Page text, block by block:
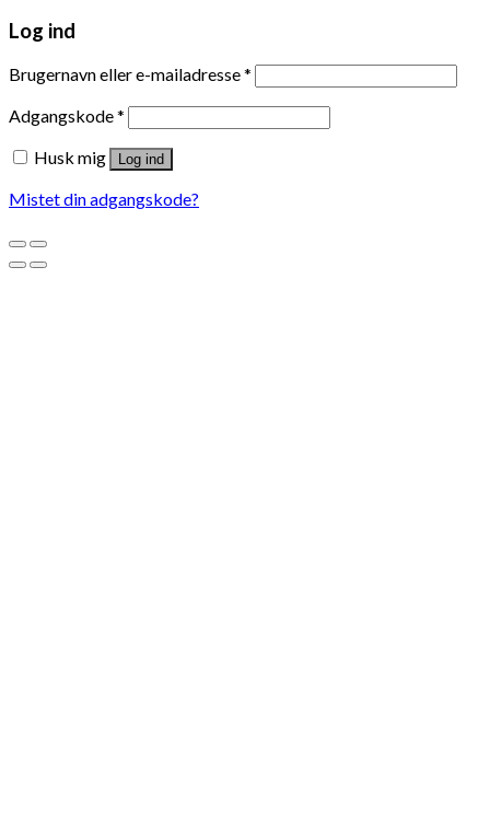
Log ind
Brugernavn eller e-mailadresse*
Adgangskode*
Husk mig
Log ind
Mistet din adgangskode?